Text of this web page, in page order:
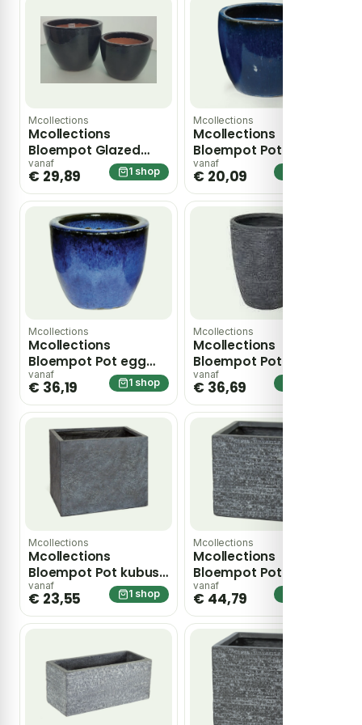
Mcollections
Mcollections
Bloempot Glazed
medium zwart
Glazuur 1 stuk
vanaf
€ 29,89 1 shop
Mcollections
Mcollections
Bloempot Pot egg
d23h19 blauw
Geglazuurd
vanaf
€ 20,09
Mcollections
Mcollections
Bloempot Pot egg
d31h25 blauw
Geglazuurd
vanaf
€ 36,19 1 shop
Mcollections
Mcollections
Bloempot Pot egg
hoog Utah d28h38
grafiet Fiberclay
clayfibre
vanaf
€ 36,69
Mcollections
Mcollections
Bloempot Pot kubus
arizona b23h23
grafiet Fiberclay
clayfibre
vanaf
€ 23,55 1 shop
Mcollections
Mcollections
Bloempot Pot kubus
Utah b27h28 grafiet
Fiberclay clayfibre
vanaf
€ 44,79